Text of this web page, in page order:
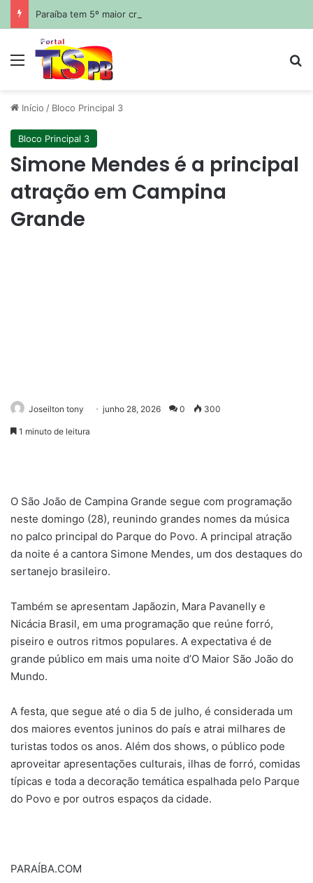
Menu
Início / Bloco Principal 3
Bloco Principal 3
Simone Mendes é a principal
atração em Campina
Grande
Joseilton tony junho 28, 2026 0 300
1 minuto de leitura
O São João de Campina Grande segue com programação
neste domingo (28), reunindo grandes nomes da música
no palco principal do Parque do Povo. A principal atração
da noite é a cantora Simone Mendes, um dos destaques do
sertanejo brasileiro.
Também se apresentam Japãozin, Mara Pavanelly e
Nicácia Brasil, em uma programação que reúne forró,
piseiro e outros ritmos populares. A expectativa é de
grande público em mais uma noite d’O Maior São João do
Mundo.
A festa, que segue até o dia 5 de julho, é considerada um
dos maiores eventos juninos do país e atrai milhares de
turistas todos os anos. Além dos shows, o público pode
aproveitar apresentações culturais, ilhas de forró, comidas
típicas e toda a decoração temática espalhada pelo Parque
do Povo e por outros espaços da cidade.
PARAÍBA.COM